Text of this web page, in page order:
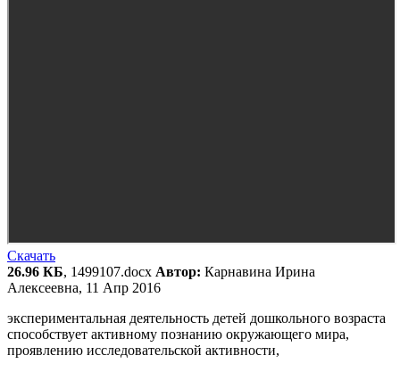
Скачать
26.96 КБ, 1499107.docx Автор: Карнавина Ирина
Алексеевна, 11 Апр 2016
экспериментальная деятельность детей дошкольного возраста
способствует активному познанию окружающего мира,
проявлению исследовательской активности,